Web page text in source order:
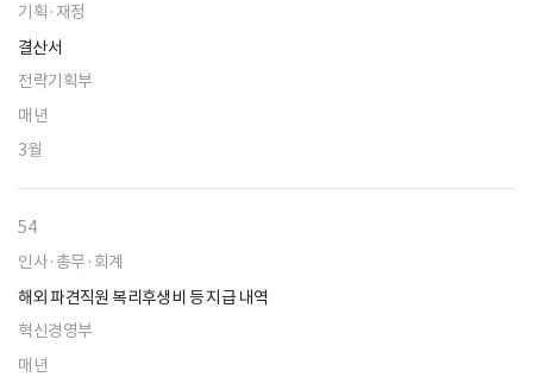
기획·재정
결산서
전략기획부
매년
3월
54
인사·총무·회계
해외 파견직원 복리후생비 등 지급 내역
혁신경영부
매년